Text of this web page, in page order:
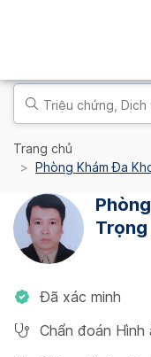
Trang chủ
Phòng Khám Đa
Trọng
Đã xác minh
Chẩn đoán Hình